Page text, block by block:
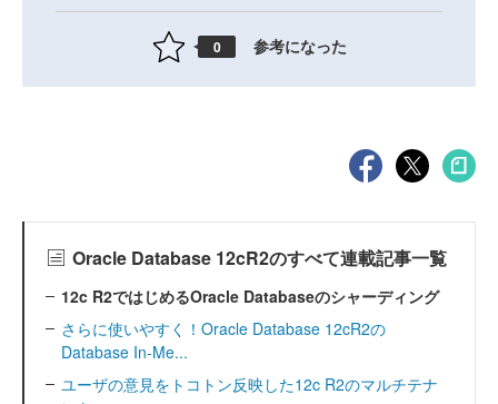
0 参考になった
Oracle Database 12cR2のすべて連載記事一覧
12c R2ではじめるOracle Databaseのシャーディング
さらに使いやすく！Oracle Database 12cR2の
Database In-Me...
ユーザの意見をトコトン反映した12c R2のマルチテナ